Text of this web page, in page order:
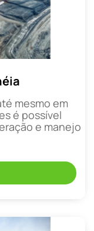
mesmo em
é possível
e manejo